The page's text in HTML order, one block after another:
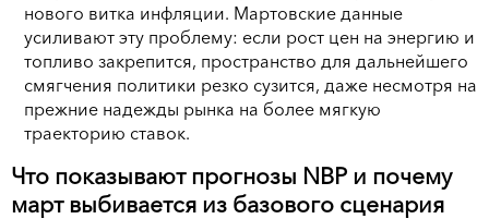
нового витка инфляции. Мартовские данные
усиливают эту проблему: если рост цен на энергию и
топливо закрепится, пространство для дальнейшего
смягчения политики резко сузится, даже несмотря на
прежние надежды рынка на более мягкую
траекторию ставок.
Что показывают прогнозы NBP и почему
март выбивается из базового сценария